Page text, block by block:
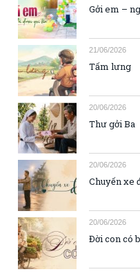
Gởi em –
21/06/2026
Tấm lưng
20/06/2026
Thư gởi Ba
20/06/2026
Chuyến xe
20/06/2026
Đời con có